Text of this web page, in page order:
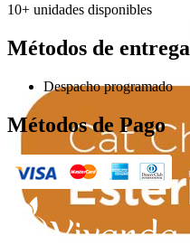
10+ unidades disponibles
Métodos de entrega
Despacho programado
Métodos de Pago